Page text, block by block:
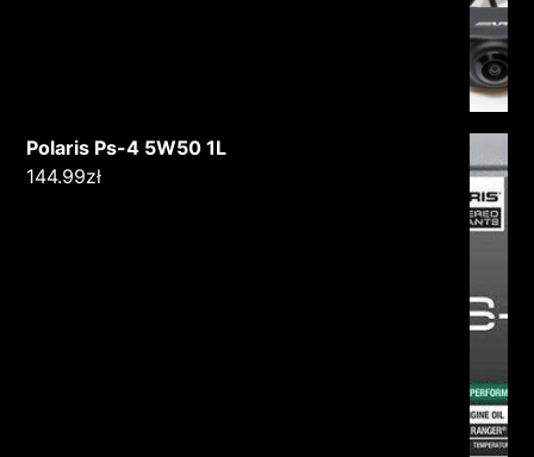
Polaris Ps-4 5W50 1L
144.99zł